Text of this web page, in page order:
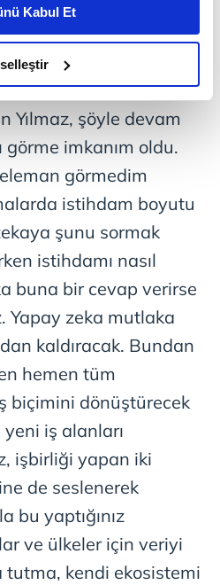
Bunu yaparken
bir reklam deneyimi sunmak
sunabilmek adına
ve bu noktada,
noktasında tek gelir
hatırlatmak isteriz.
bu çerezlere izin vermedikleri
reklamlar
için İnternet
kişilere ait çerezler
vasıtasıyla çeşitli kişisel
olan çerezler bilgi
amacıyla
ve sizlere yönelik
yapılması, amaçlarıyla
kullanılacaktır.
aşağıda yer alan panel
Çerezlere ilişkin detaylı bilgi
Çerez Bilgilendirme
Korunması Kanunu uyarınca
Kabul Etrafine
fayda var."
Program vesilesiyle
veri merkezini
Yılmaz, şöyle devam
görme imkanım oldu.
görmedim
istihdam boyutu
şunu sormak
istihdamı nasıl
buna bir cevap verirse
Yapay zeka mutlaka
kaldıracak. Bundan
hemen tüm
biçimini dönüştürecek
iş alanları
işbirliği yapan iki
de seslenerek
bu yaptığınız
ve ülkeler için veriyi
kendi ekosistemi